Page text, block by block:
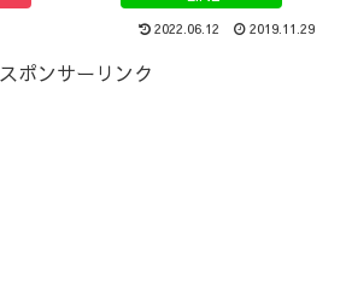
2022.06.12 2019.11.29
スポンサーリンク